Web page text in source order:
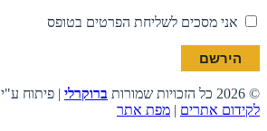
אני מסכים לשליחת הפרטים בטופס
© 2026 כל הזכויות שמורות ברוקרלי | פיתוח ע"י
לקידום אתרים | מפת אתר